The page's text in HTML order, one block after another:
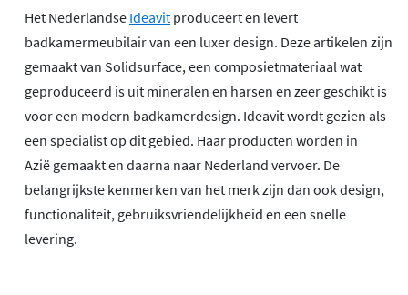
Het Nederlandse Ideavit produceert en levert
badkamermeubilair van een luxer design. Deze artikelen zijn
gemaakt van Solidsurface, een composietmateriaal wat
geproduceerd is uit mineralen en harsen en zeer geschikt is
voor een modern badkamerdesign. Ideavit wordt gezien als
een specialist op dit gebied. Haar producten worden in
Azië gemaakt en daarna naar Nederland vervoer. De
belangrijkste kenmerken van het merk zijn dan ook design,
functionaliteit, gebruiksvriendelijkheid en een snelle
levering.